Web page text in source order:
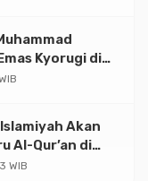
Kyorugi di
Open
Akan
Al-Qur’an di
WIB